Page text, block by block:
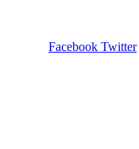
Facebook Twitter